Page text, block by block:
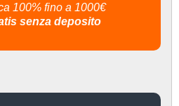
100% fino a 1000€
senza deposito